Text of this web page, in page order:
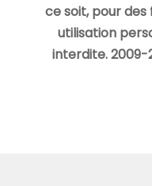
ce soit, pour des
utilisation
interdite. 2009-